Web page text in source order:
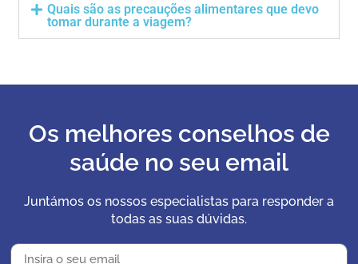
Quais são as precauções alimentares que devo
tomar durante a viagem?
Os melhores conselhos de
saúde no seu email
Juntámos os nossos especialistas para responder a
todas as suas dúvidas.